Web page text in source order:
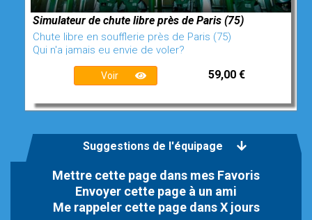
Simulateur de chute libre près de Paris (75)
Chute libre en soufflerie près de Paris (75)
Qui n'a jamais eu envie de voler?
Voir 59,00 €
Suggestions de l'équipage
Mettre cette page dans mes Favoris
Envoyer cette page à un ami
Me rappeler cette page dans X jours